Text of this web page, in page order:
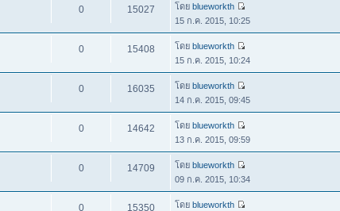
0 15027 โดยblueworkth
15 ก.ค. 2015, 10:25
0 15408 โดยblueworkth
15 ก.ค. 2015, 10:24
0 16035 โดยblueworkth
14 ก.ค. 2015, 09:45
0 14642 โดยblueworkth
13 ก.ค. 2015, 09:59
0 14709 โดยblueworkth
09 ก.ค. 2015, 10:34
0 15350 โดยblueworkth